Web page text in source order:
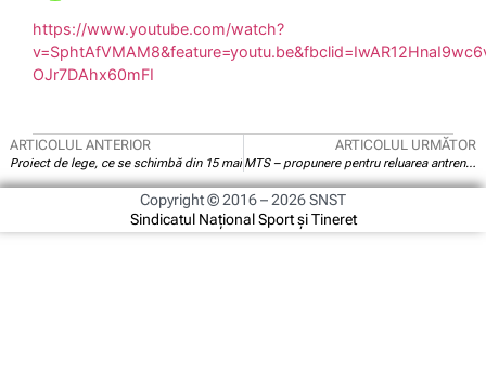
https://www.youtube.com/watch?
OJr7DAhx60mFI
ARTICOLUL ANTERIOR
Proiect de lege, ce se schimbă din 15 mai
ARTICOLUL URMĂTOR
MTS – propunere pentru reluarea antrenamentelor. Cine incepe și cine mai așteaptă
Copyright © 2016 – 2026 SNST
Sindicatul Național Sport și Tineret